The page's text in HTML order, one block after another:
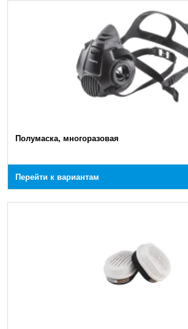
Полумаска, многоразовая
Перейти к вариантам